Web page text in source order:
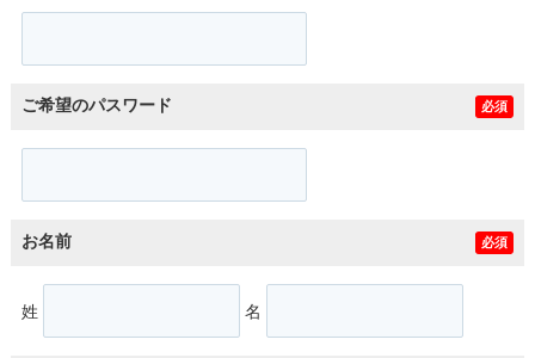
ご希望のパスワード 必須
お名前 必須
姓 名